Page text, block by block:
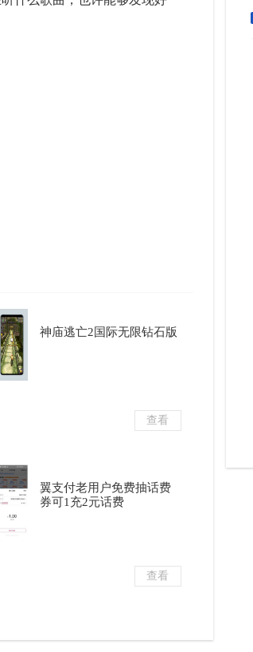
神庙逃亡2国际无限钻石版
查看
翼支付老用户免费抽话费
券可1充2元话费
查看